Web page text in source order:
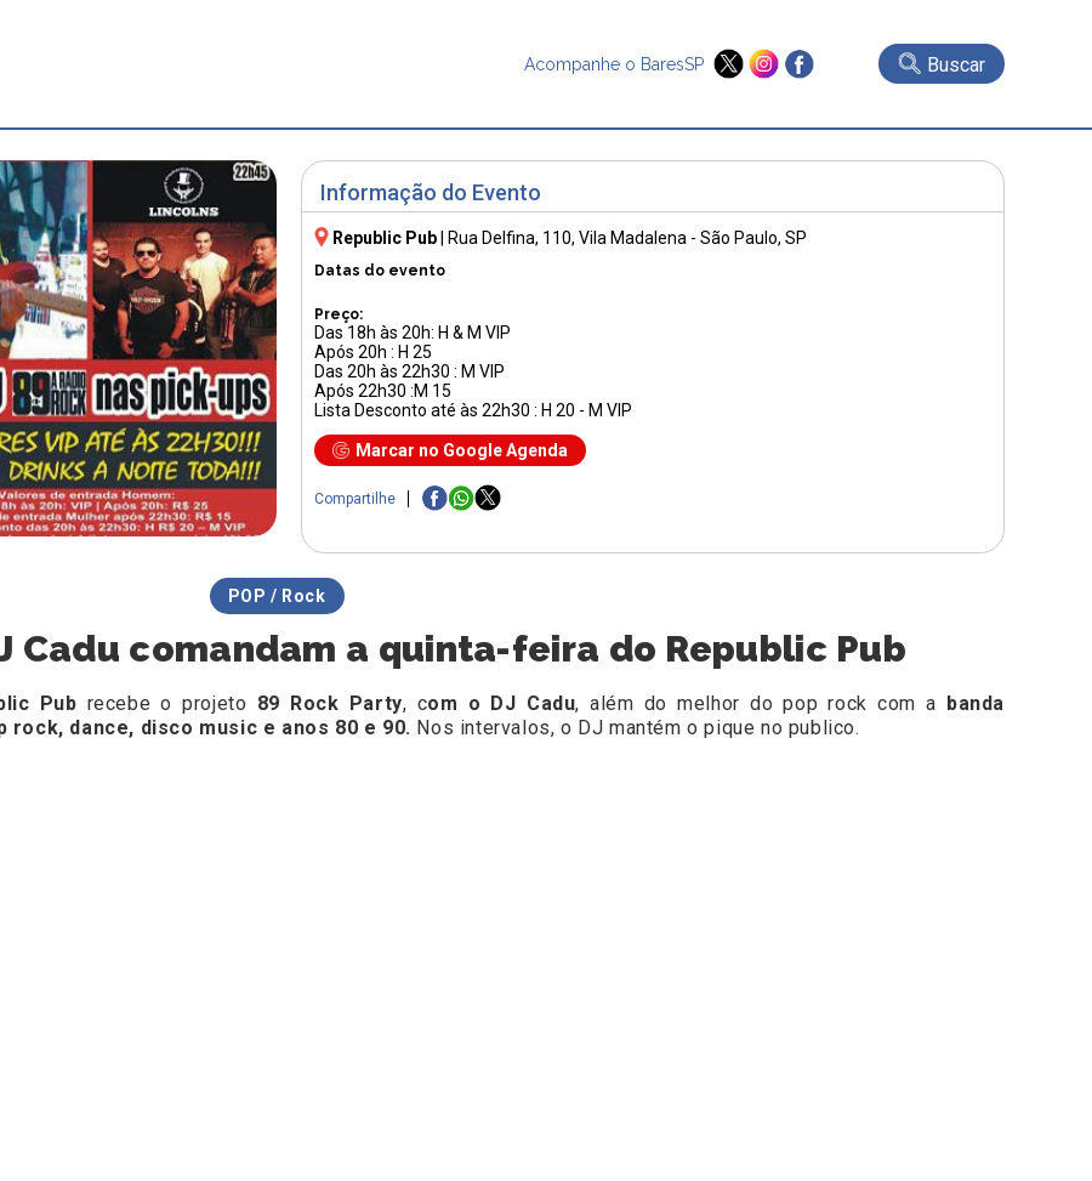
Acompanhe o BaresSP Buscar
Informação do Evento
Republic Pub Rua Delfina, 110, Vila Madalena - São Paulo, SP
Datas do evento
Preço:
Das 18h às 20h: H & M VIP
Após 20h : H 25
Das 20h às 22h30 : M VIP
Após 22h30 :M 15
Lista Desconto até às 22h30 : H 20 - M VIP
Marcar no Google Agenda
Compartilhe
POP / Rock
Cadu comandam a quinta-feira do Republic Pub
Pub recebe o projeto 89 Rock Party, com o DJ Cadu, além do melhor do pop rock com a banda
rock, dance, disco music e anos 80 e 90. Nos intervalos, o DJ mantém o pique no publico.